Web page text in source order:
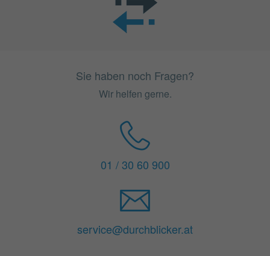
Sie haben noch Fragen?
Wir helfen gerne.
01 / 30 60 900
service@durchblicker.at